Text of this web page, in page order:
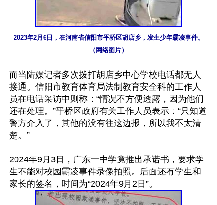
2023年2月6日，在河南省信阳市平桥区胡店乡，发生少年霸凌事件。
（网络图片）
而当陆媒记者多次拨打胡店乡中心学校电话都无人
接通。信阳市教育体育局法制教育安全科的工作人
员在电话采访中则称：“情况不方便透露，因为他们
还在处理。”平桥区政府有关工作人员表示：“只知道
警方介入了，其他的没有往这边报，所以我不太清
楚。”
2024年9月3日，广东一中学竟推出承诺书，要求学
生不能对校园霸凌事件录像拍照。后面还有学生和